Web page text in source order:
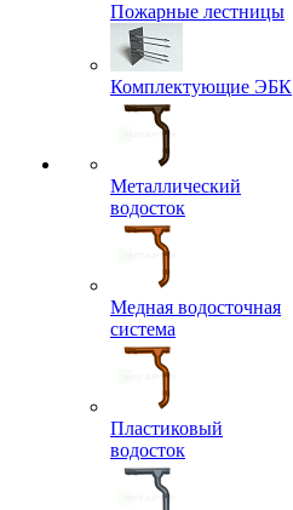
Пожарные лестницы
Комплектующие ЭБК
Металлический
водосток
Медная водосточная
система
Пластиковый
водосток